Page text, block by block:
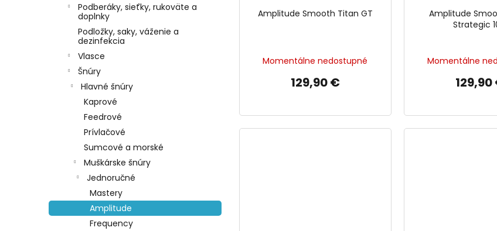
Podberáky, sieťky, rukoväte a
doplnky
Podložky, saky, váženie a
dezinfekcia
Vlasce
Šnúry
Hlavné šnúry
Kaprové
Feedrové
Prívlačové
Sumcové a morské
Muškárske šnúry
Jednoručné
Mastery
Amplitude
Frequency
Amplitude Smooth Titan GT
Momentálne nedostupné
129,90 €
Amplitude
Strategic
Momentálne